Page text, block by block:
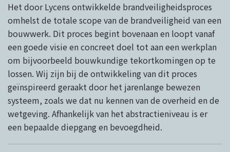
Het door Lycens ontwikkelde brandveiligheidsproces
omhelst de totale scope van de brandveiligheid van een
bouwwerk. Dit proces begint bovenaan en loopt vanaf
een goede visie en concreet doel tot aan een werkplan
om bijvoorbeeld bouwkundige tekortkomingen op te
lossen. Wij zijn bij de ontwikkeling van dit proces
geïnspireerd geraakt door het jarenlange bewezen
systeem, zoals we dat nu kennen van de overheid en de
wetgeving. Afhankelijk van het abstractieniveau is er
een bepaalde diepgang en bevoegdheid.